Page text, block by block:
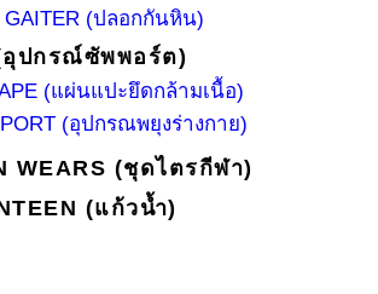
GAITER (ปลอกกันหิน)
อุปกรณ์ซัพพอร์ต)
(แผ่นแปะยึดกล้ามเนื้อ)
(อุปกรณพยุงร่างกาย)
WEARS (ชุดไตรกีฬา)
(แก้วน้ำ)